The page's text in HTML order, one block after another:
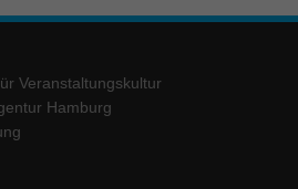
Veranstaltungskultur
Hamburg